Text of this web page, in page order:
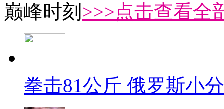
巅峰时刻 >>>点击查看全
拳击81公斤 俄罗斯小